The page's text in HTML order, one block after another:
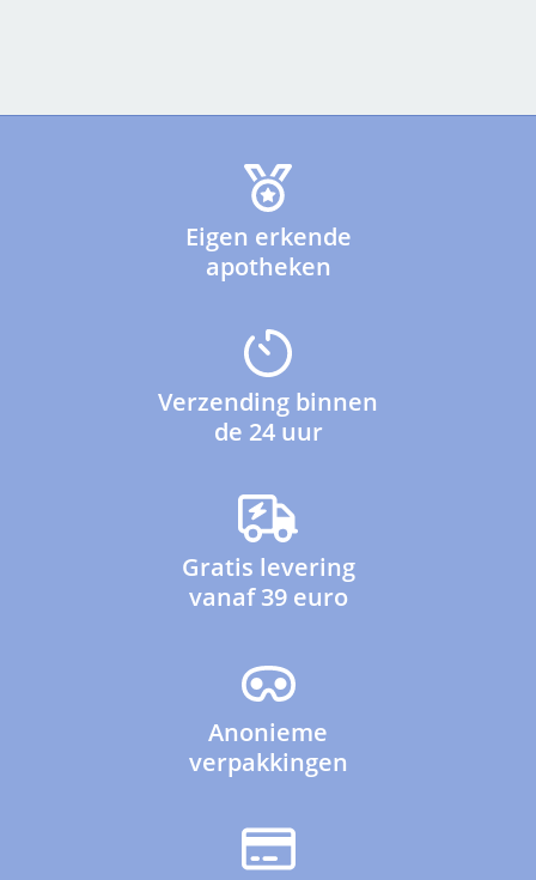
Eigen erkende
apotheken
Verzending binnen
de 24 uur
Gratis levering
vanaf 39 euro
Anonieme
verpakkingen